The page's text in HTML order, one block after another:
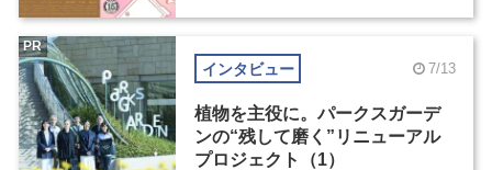
インタビュー 7/13
植物を主役に。パークスガーデ
ンの“残して磨く”リニューアル
プロジェクト（1）
PR